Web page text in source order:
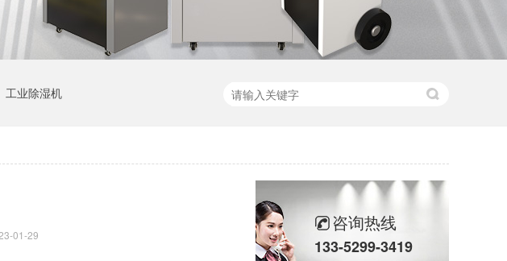
工业除湿机
01-29
咨询热线
133-5299-3419